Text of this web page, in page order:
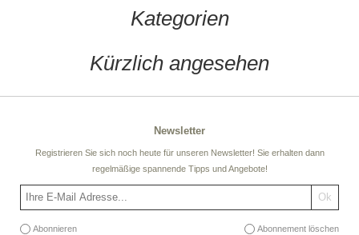
Kategorien
Kürzlich angesehen
Newsletter
Registrieren Sie sich noch heute für unseren Newsletter! Sie erhalten dann
regelmäßige spannende Tipps und Angebote!
Abonnieren Abonnement löschen